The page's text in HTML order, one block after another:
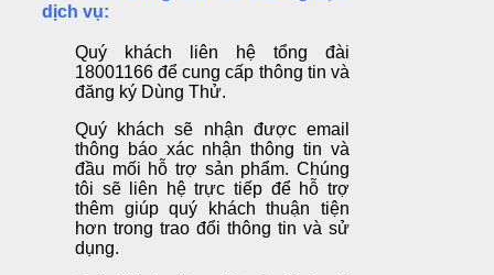
dịch vụ:
Quý khách liên hệ tổng đài
18001166 để cung cấp thông tin và
đăng ký Dùng Thử.
Quý khách sẽ nhận được email
thông báo xác nhận thông tin và
đầu mối hỗ trợ sản phẩm. Chúng
tôi sẽ liên hệ trực tiếp để hỗ trợ
thêm giúp quý khách thuận tiện
hơn trong trao đổi thông tin và sử
dụng.